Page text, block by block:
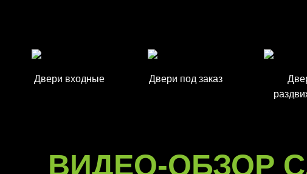
Двери входные Двери под заказ
ВИДЕО-ОБЗОР